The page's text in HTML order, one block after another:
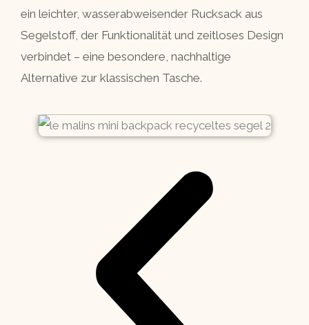
ein leichter, wasserabweisender Rucksack aus
Segelstoff, der Funktionalität und zeitloses Design
verbindet – eine besondere, nachhaltige
Alternative zur klassischen Tasche.